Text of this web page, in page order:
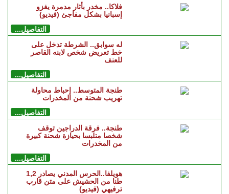
فلاكا.. مخدر بأثار مدمرة يغزو
إسبانيا بشكل مفاجئ (فيديو)
التفاصيل...
له سوابق.. الشرطة تدخل على
خط تعريض شخص لابنه القاصر
للعنف
التفاصيل...
طنجة المتوسط.. إحباط محاولة
تهريب شحنة من المخدرات
التفاصيل...
طنجة.. فرقة الدراجين توقف
شخصا متلبسا بحيازة شحنة كبيرة
من المخدرات
التفاصيل...
هويلفا..الحرس المدني يصادر 1,2
طنا من الحشيش على متن قارب
ترفيهي (فيديو)